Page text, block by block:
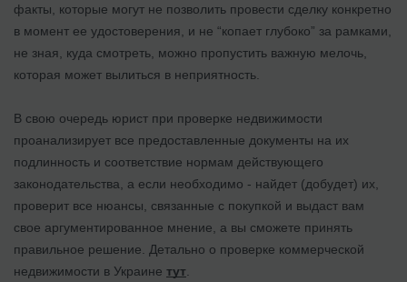
факты, которые могут не позволить провести сделку конкретно
в момент ее удостоверения, и не “копает глубоко” за рамками,
не зная, куда смотреть, можно пропустить важную мелочь,
которая может вылиться в неприятность.
В свою очередь юрист при проверке недвижимости
проанализирует все предоставленные документы на их
подлинность и соответствие нормам действующего
законодательства, а если необходимо - найдет (добудет) их,
проверит все нюансы, связанные с покупкой и выдаст вам
свое аргументированное мнение, а вы сможете принять
правильное решение. Детально о проверке коммерческой
недвижимости в Украине тут